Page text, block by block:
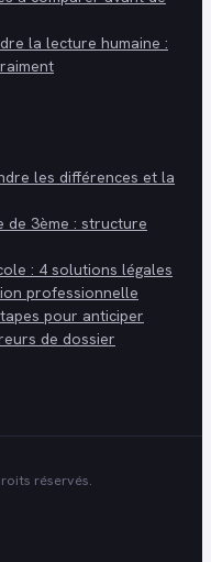
la lecture humaine :
les différences et la
de 3ème : structure
: 4 solutions légales
professionnelle
pour anticiper
de dossier
réservés.